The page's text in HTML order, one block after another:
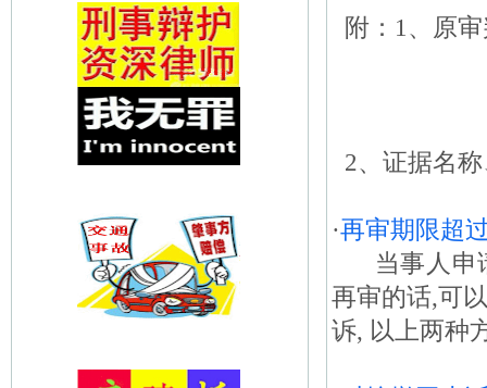
附：1、原
2、证据名
·再审期限超
当事人申
再审的话,可
诉, 以上两种